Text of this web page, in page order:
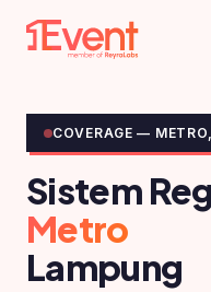
COVERAGE —
Sistem
Metro
Lampung